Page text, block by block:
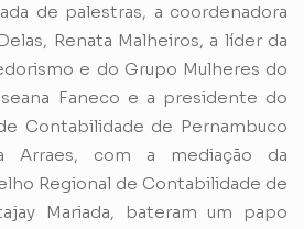
de palestras, a coordenadora
Renata Malheiros, a líder da
e do Grupo Mulheres do
Faneco e a presidente do
Contabilidade de Pernambuco
Arraes, com a mediação da
Regional de Contabilidade de
Mariada, bateram um papo